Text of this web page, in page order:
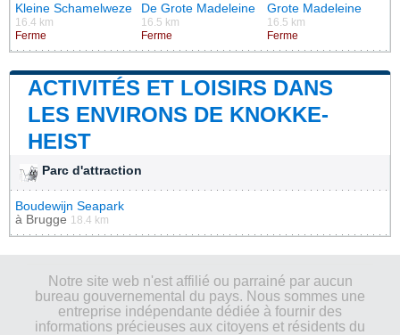
Kleine Schamelweze
16.4 km
Ferme
De Grote Madeleine
16.5 km
Ferme
Grote Madeleine
16.5 km
Ferme
ACTIVITÉS ET LOISIRS DANS
LES ENVIRONS DE KNOKKE-
HEIST
Parc d'attraction
Boudewijn Seapark
à Brugge 18.4 km
Notre site web n'est affilié ou parrainé par aucun
bureau gouvernemental du pays. Nous sommes une
entreprise indépendante dédiée à fournir des
informations précieuses aux citoyens et résidents du